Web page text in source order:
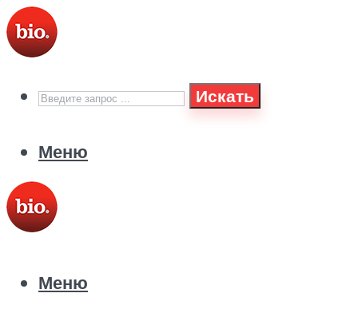
Искать
Меню
Меню